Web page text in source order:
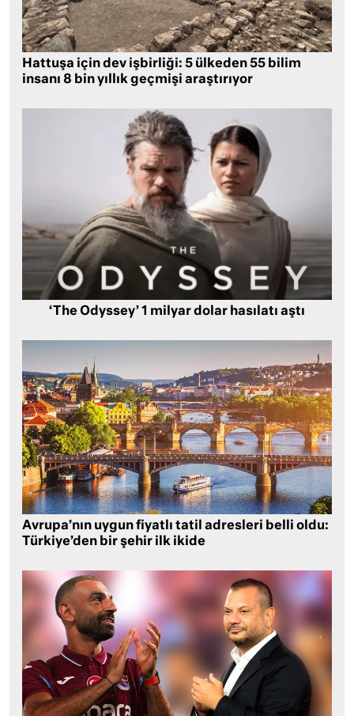
Hattuşa için dev işbirliği: 5 ülkeden 55 bilim
insanı 8 bin yıllık geçmişi araştırıyor
‘The Odyssey’ 1 milyar dolar hasılatı aştı
Avrupa’nın uygun fiyatlı tatil adresleri belli oldu:
Türkiye’den bir şehir ilk ikide